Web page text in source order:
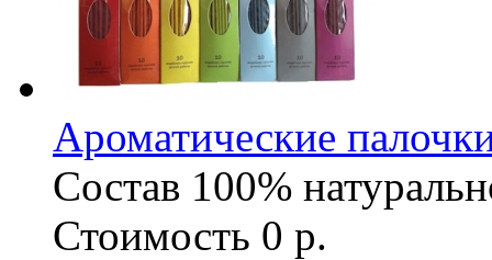
Ароматические
Состав 100%
Стоимость 0 р.